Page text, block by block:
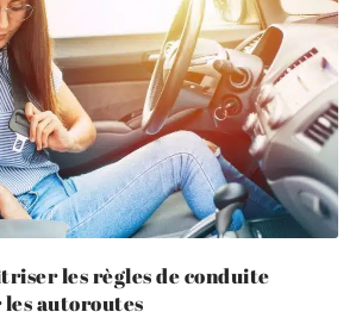
les règles de conduite
autoroutes